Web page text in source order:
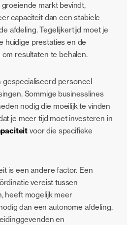
markt bevindt,
capaciteit dan een stabiele
afdeling. Tegelijkertijd moet je
huidige prestaties en de
resultaten te behalen.
personeel
Sommige businesslines
nodig die moeilijk te vinden
je meer tijd moet investeren in
voor die specifieke
is een andere factor. Een
vereist tussen
heeft mogelijk meer
dan een autonome afdeling.
en